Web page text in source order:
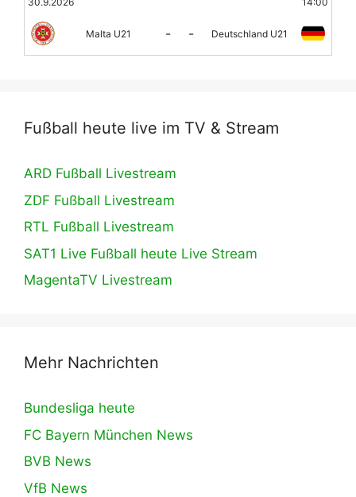
Malta U21 - - Deutschland U21
Fußball heute live im TV & Stream
ARD Fußball Livestream
ZDF Fußball Livestream
RTL Fußball Livestream
SAT1 Live Fußball heute Live Stream
MagentaTV Livestream
Mehr Nachrichten
Bundesliga heute
FC Bayern München News
BVB News
VfB News